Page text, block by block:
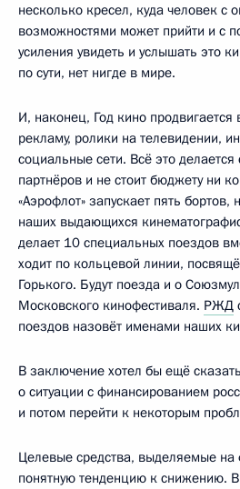
несколько кресел, куда человек с
возможностями может прийти и с
усиления увидеть и услышать это
по сути, нет нигде в мире.
И, наконец, Год кино
рекламу, ролики на телевидении,
социальные сети. Всё это
партнёров и не стоит бюджету ни
«Аэрофлот» запускает пять
наших выдающихся
делает 10 специальных поездов
ходит по кольцевой линии,
Горького. Будут поезда и о
Московского кинофестиваля. РЖД
поездов назовёт именами наших
В заключение хотел бы ещё
о ситуации с финансированием
и потом перейти к некоторым
Целевые средства, выделяемые
понятную тенденцию к снижению.